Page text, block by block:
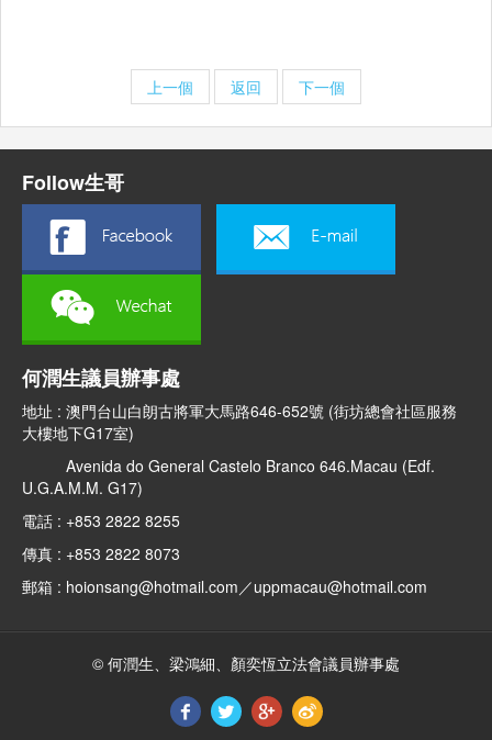
上一個 返回 下一個
Follow生哥
何潤生議員辦事處
地址 : 澳門台山白朗古將軍大馬路646-652號 (街坊總會社區服務
大樓地下G17室)
Avenida do General Castelo Branco 646.Macau (Edf.
U.G.A.M.M. G17)
電話 : +853 2822 8255
傳真 : +853 2822 8073
郵箱 : hoionsang@hotmail.com／uppmacau@hotmail.com
© 何潤生、梁鴻細、顏奕恆立法會議員辦事處